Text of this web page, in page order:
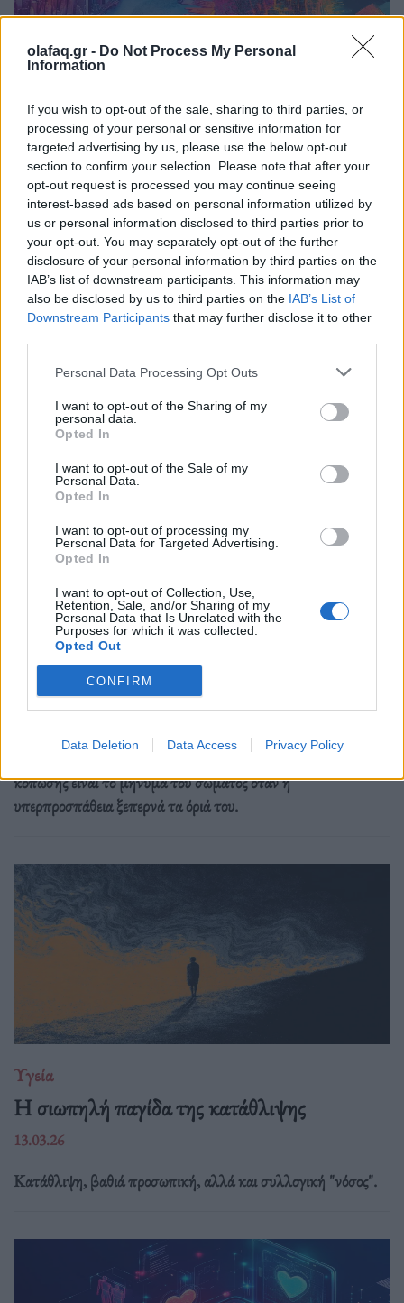
olafaq.gr - Do Not Process My Personal
Information
If you wish to opt-out of the sale, sharing to third parties, or
processing of your personal or sensitive information for
targeted advertising by us, please use the below opt-out
section to confirm your selection. Please note that after your
opt-out request is processed you may continue seeing
interest-based ads based on personal information utilized by
us or personal information disclosed to third parties prior to
your opt-out. You may separately opt-out of the further
disclosure of your personal information by third parties on the
IAB’s list of downstream participants. This information may
also be disclosed by us to third parties on the IAB’s List of
Downstream Participants that may further disclose it to other
Personal Data Processing Opt Outs
I want to opt-out of the Sharing of my
personal data.
Opted In
I want to opt-out of the Sale of my
Personal Data.
Opted In
I want to opt-out of processing my
Personal Data for Targeted Advertising.
Opted In
I want to opt-out of Collection, Use,
Retention, Sale, and/or Sharing of my
Personal Data that Is Unrelated with the
Purposes for which it was collected.
Opted Out
CONFIRM
Data Deletion Data Access Privacy Policy
Υγεία
Η ζέστη δεν είναι πια “καιρός”, είναι beta test
επιβίωσης
21.04.26
Ξεχάστε το θερμόμετρο και το «πιες νεράκι». Η νέα ζέστη
μετριέται στο πόσο γρήγορα λυγίζει το σώμα, ενώ οι πόλεις
συνεχίζουν να λειτουργούν σαν να βρισκόμαστε ακόμη στο
Κάταγμα κόπωσης: O αθόρυβος
τραυματισμός που σε σταματά πριν το
καταλάβεις
Δεν έρχεται με θόρυβο, αλλά με επιμονή· το κάταγμα
κόπωσης είναι το μήνυμα του σώματος όταν η
υπερπροσπάθεια ξεπερνά τα όριά του.
Υγεία
Η σιωπηλή παγίδα της κατάθλιψης
13.03.26
Κατάθλιψη, βαθιά προσωπική, αλλά και συλλογική "νόσος".